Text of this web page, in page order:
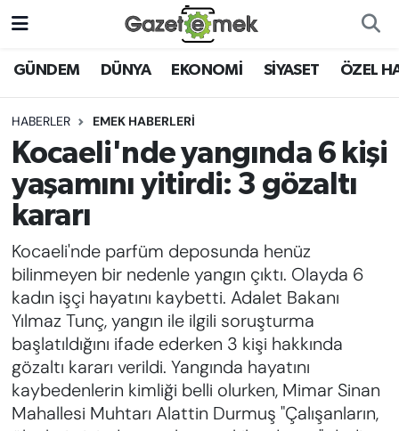
GÜNDEM DÜNYA EKONOMİ SİYASET ÖZEL
HABERLER EMEK HABERLERİ
Kocaeli'nde yangında 6 kişi
yaşamını yitirdi: 3 gözaltı
kararı
Kocaeli'nde parfüm deposunda henüz
bilinmeyen bir nedenle yangın çıktı. Olayda 6
kadın işçi hayatını kaybetti. Adalet Bakanı
Yılmaz Tunç, yangın ile ilgili soruşturma
başlatıldığını ifade ederken 3 kişi hakkında
gözaltı kararı verildi. Yangında hayatını
kaybedenlerin kimliği belli olurken, Mimar Sinan
Mahallesi Muhtarı Alattin Durmuş "Çalışanların,
DÜNYA
EKONOMİ
EMEK HABERLERİ
YENİ MEDYADA EMEK
GAZETECİLİĞİNİ GELİŞTİRMEK
FAYDALI BİLGİLER
GÜNDEM
EĞİTİM
KADIN
Nöbetçi Eczaneler
Hava Durumu
İstanbul Namaz Vakitleri
Trafik Durumu
Süper Lig Puan Durumu ve Fikstür
Tüm Manşetler
Son Dakika Haberleri
Haber Arşivi